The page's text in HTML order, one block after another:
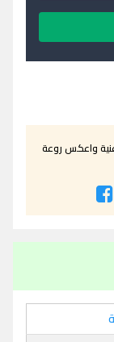
واعكس روعة